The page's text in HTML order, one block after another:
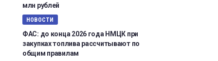
млн рублей
НОВОСТИ
ФАС: до конца 2026 года НМЦК при
закупках топлива рассчитывают по
общим правилам